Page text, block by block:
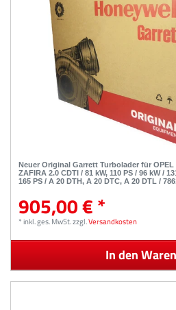
Neuer Original Garrett Turbolader für OPEL
ZAFIRA 2.0 CDTI / 81 kW, 110 PS / 96 kW /
165 PS / A 20 DTH, A 20 DTC, A 20 DTL /
905,00 € *
*inkl. ges. MwSt.zzgl.Versandkosten
In den